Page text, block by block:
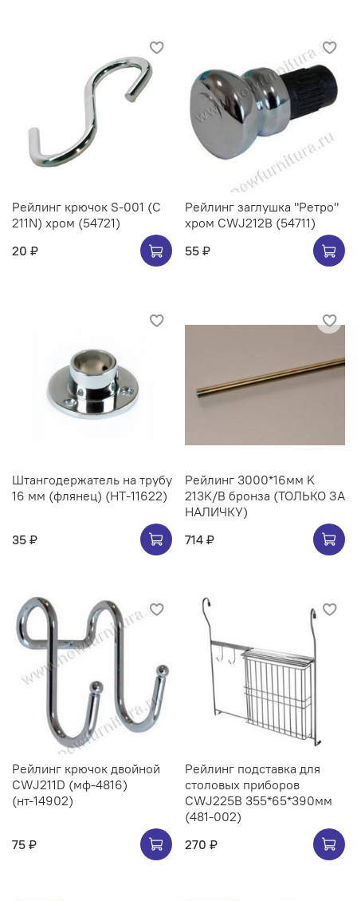
Рейлинг крючок S-001 (C
211N) хром (54721)
20 ₽
Рейлинг заглушка "Ретро"
хром CWJ212B (54711)
55 ₽
Штангодержатель на трубу
16 мм (флянец) (НТ-11622)
35 ₽
Рейлинг 3000*16мм K
213K/B бронза (ТОЛЬКО ЗА
НАЛИЧКУ)
714 ₽
Рейлинг крючок двойной
CWJ211D (мф-4816)
(нт-14902)
75 ₽
Рейлинг подставка для
столовых приборов
CWJ225B 355*65*390мм
(481-002)
270 ₽